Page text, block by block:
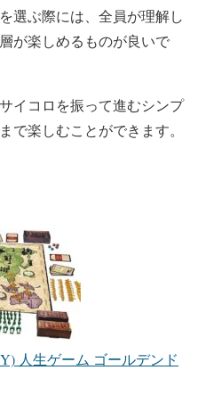
選ぶ際には、全員が理解し
が楽しめるものが良いで
イコロを振って進むシンプ
で楽しむことができます。
人生ゲーム ゴールデンド